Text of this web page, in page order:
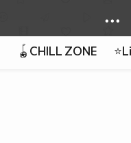
🪀CHILL ZONE